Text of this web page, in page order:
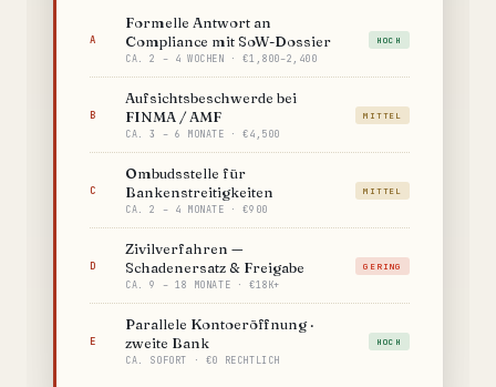
A
Formelle Antwort an
Compliance mit SoW-Dossier
CA. 2 – 4 WOCHEN · €1,800–2,400
HOCH
B
Aufsichtsbeschwerde bei
FINMA / AMF
CA. 3 – 6 MONATE · €4,500
MITTEL
C
Ombudsstelle für
Bankenstreitigkeiten
CA. 2 – 4 MONATE · €900
MITTEL
D
Zivilverfahren —
Schadenersatz & Freigabe
CA. 9 – 18 MONATE · €18K+
GERING
E
Parallele Kontoeröffnung ·
zweite Bank
CA. SOFORT · €0 RECHTLICH
HOCH